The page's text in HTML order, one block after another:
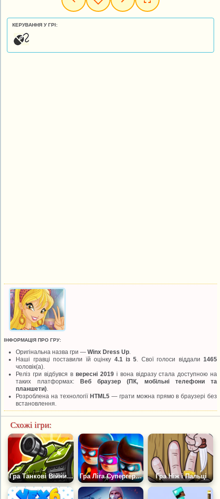
КЕРУВАННЯ У ГРІ:
ІНФОРМАЦІЯ ПРО ГРУ:
Оригінальна назва гри —Winx Dress Up
Наші гравці поставили їй оцінку 4.1 із 5 . Свої голоси віддали1465
чоловік(а).
Реліз гри відбувся в вересні 2019і вона відразу стала доступною на
таких платформах: Веб браузер (ПК, мобільні телефони та
планшети)
Розроблена на технології HTML5— грати можна прямо в браузері без
встановлення.
Схожі ігри:
Гра Танкові Війни на Двох Гра Ліга Супергероїв Гра Ніж і Пальці